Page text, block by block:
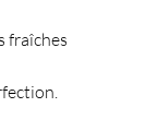
fraîches